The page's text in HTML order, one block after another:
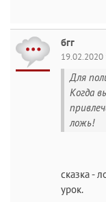
бгг
19.02.2020
Для
Когда
ложь!
сказка -
урок.